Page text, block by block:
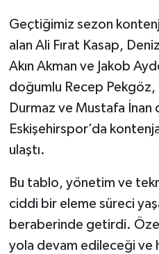
Geçtiğimiz sezon
alan Ali Fırat Kasap,
Akın Akman ve Jakob
doğumlu Recep Pekgöz,
Durmaz ve Mustafa İnan
Eskişehirspor’da
ulaştı.
Bu tablo, yönetim ve
ciddi bir eleme süreci
beraberinde getirdi.
yola devam edileceği ve